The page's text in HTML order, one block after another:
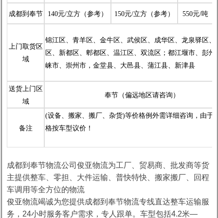
成都到奉节 140元/立方（参考） 150元/立方（参考） 550元/吨（
上门取货区
域
锦江区、青羊区、金牛区、武侯区、成华区、龙泉驿区、
区、新都区、郫都区、温江区、双流区；都江堰市、彭州
崃市、崇州市，金堂县、 大邑县、蒲江县、新津县
送货上门区
域
奉节（偏远地区请咨询）
备注
(设备、搬家、搬厂、杂货)等价格例外需详细咨询，由于
格按车型议价！
成都到奉节物流公司俊亚物流为工厂、贸易商、批发商等货
主提供整车、零担、大件运输、普快特快、搬家搬厂、回程
车调用等全方位的物流
俊亚物流竭诚为您提供成都到奉节物流专线直达整车运输服
务，24小时服务客户需求，专人跟单。车型包括4.2米—